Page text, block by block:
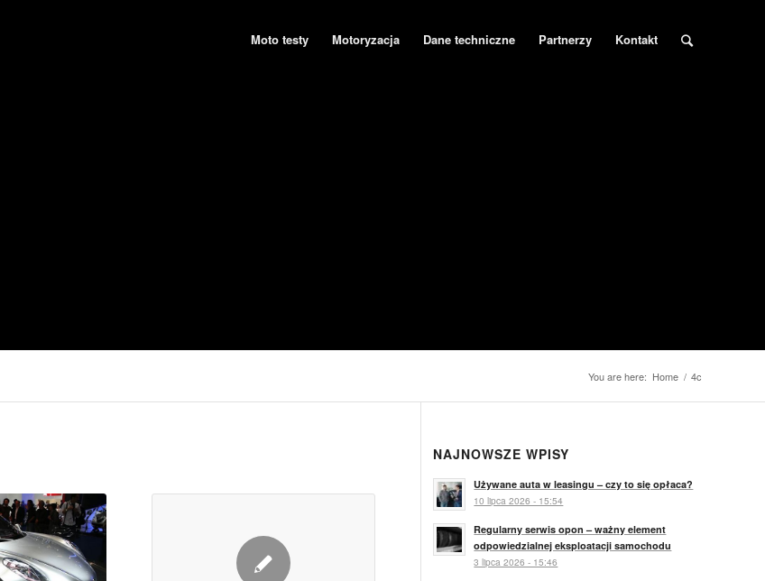
Moto testy Motoryzacja Dane techniczne Partnerzy Kontakt
You are here: Home / 4c
NAJNOWSZE WPISY
Używane auta w leasingu – czy to się opłaca?
10 lipca 2026 - 15:54
Regularny serwis opon – ważny element
odpowiedzialnej eksploatacji samochodu
3 lipca 2026 - 15:46